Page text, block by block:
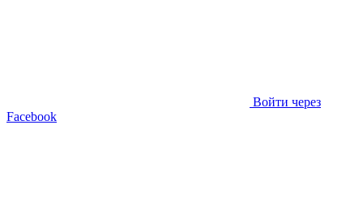
Войти через
Facebook